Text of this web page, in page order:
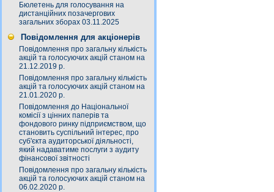
Бюлетень для голосування на
дистанційних позачергових
загальних зборах 03.11.2025
Повідомлення для акціонерів
Повідомлення про загальну кількість
акцій та голосуючих акцій станом на
21.12.2019 р.
Повідомлення про загальну кількість
акцій та голосуючих акцій станом на
21.01.2020 р.
Повідомлення до Національної
комісії з цінних паперів та
фондового ринку підприємством, що
становить суспільний інтерес, про
суб'єкта аудиторської діяльності,
який надаватиме послуги з аудиту
фінансової звітності
Повідомлення про загальну кількість
акцій та голосуючих акцій станом на
06.02.2020 р.